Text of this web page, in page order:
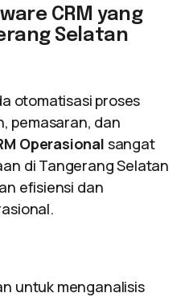
CRM yang
Selatan
otomatisasi proses
pemasaran, dan
Operasional sangat
di Tangerang Selatan
efisiensi dan
untuk menganalisis